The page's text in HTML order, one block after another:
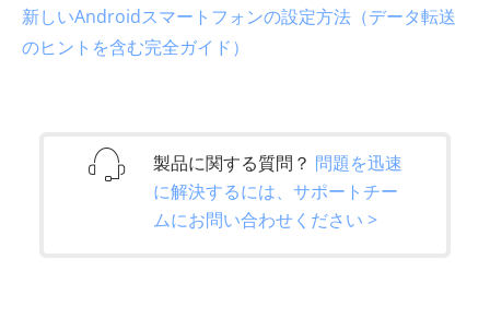
新しいAndroidスマートフォンの設定方法（データ転送
のヒントを含む完全ガイド）
製品に関する質問？ 問題を迅速
に解決するには、サポートチー
ムにお問い合わせください >